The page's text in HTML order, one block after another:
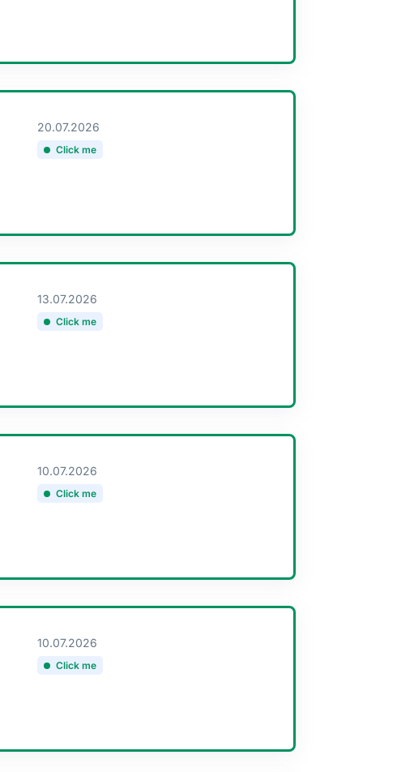
20.07.2026
Click me
13.07.2026
Click me
10.07.2026
Click me
10.07.2026
Click me